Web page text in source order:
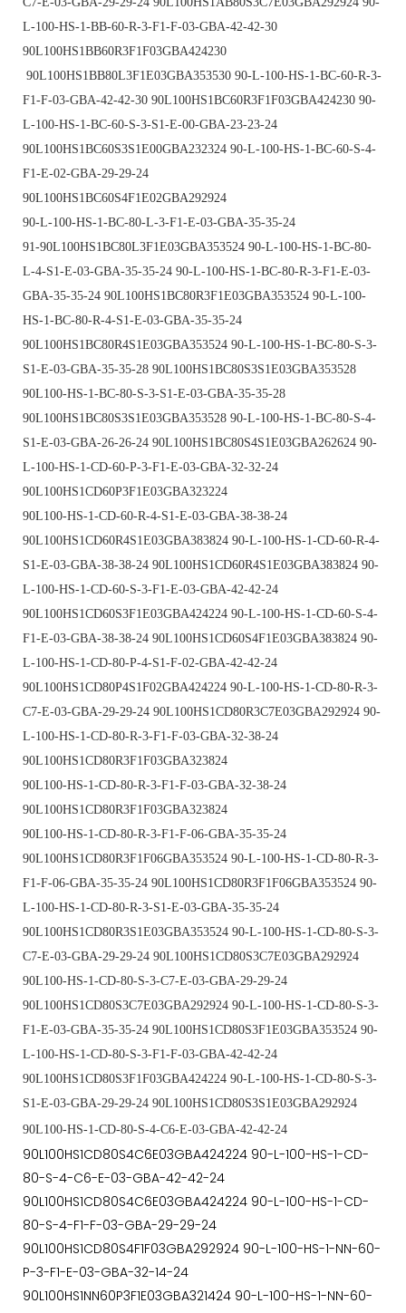
L-100-HS-1-BB-60-R-3-F1-F-03-GBA-42-42-30
90L100HS1BB60R3F1F03GBA424230
90L100HS1BB80L3F1E03GBA353530 90-L-100-HS-1-BC-60-R-3-
F1-F-03-GBA-42-42-30 90L100HS1BC60R3F1F03GBA424230 90-
L-100-HS-1-BC-60-S-3-S1-E-00-GBA-23-23-24
90L100HS1BC60S3S1E00GBA232324 90-L-100-HS-1-BC-60-S-4-
F1-E-02-GBA-29-29-24
90L100HS1BC60S4F1E02GBA292924
90-L-100-HS-1-BC-80-L-3-F1-E-03-GBA-35-35-24
91-90L100HS1BC80L3F1E03GBA353524 90-L-100-HS-1-BC-80-
L-4-S1-E-03-GBA-35-35-24 90-L-100-HS-1-BC-80-R-3-F1-E-03-
GBA-35-35-24 90L100HS1BC80R3F1E03GBA353524 90-L-100-
HS-1-BC-80-R-4-S1-E-03-GBA-35-35-24
90L100HS1BC80R4S1E03GBA353524 90-L-100-HS-1-BC-80-S-3-
S1-E-03-GBA-35-35-28 90L100HS1BC80S3S1E03GBA353528
90L100-HS-1-BC-80-S-3-S1-E-03-GBA-35-35-28
90L100HS1BC80S3S1E03GBA353528 90-L-100-HS-1-BC-80-S-4-
S1-E-03-GBA-26-26-24 90L100HS1BC80S4S1E03GBA262624 90-
L-100-HS-1-CD-60-P-3-F1-E-03-GBA-32-32-24
90L100HS1CD60P3F1E03GBA323224
90L100-HS-1-CD-60-R-4-S1-E-03-GBA-38-38-24
90L100HS1CD60R4S1E03GBA383824 90-L-100-HS-1-CD-60-R-4-
S1-E-03-GBA-38-38-24 90L100HS1CD60R4S1E03GBA383824 90-
L-100-HS-1-CD-60-S-3-F1-E-03-GBA-42-42-24
90L100HS1CD60S3F1E03GBA424224 90-L-100-HS-1-CD-60-S-4-
F1-E-03-GBA-38-38-24 90L100HS1CD60S4F1E03GBA383824 90-
L-100-HS-1-CD-80-P-4-S1-F-02-GBA-42-42-24
90L100HS1CD80P4S1F02GBA424224 90-L-100-HS-1-CD-80-R-3-
C7-E-03-GBA-29-29-24 90L100HS1CD80R3C7E03GBA292924 90-
L-100-HS-1-CD-80-R-3-F1-F-03-GBA-32-38-24
90L100HS1CD80R3F1F03GBA323824
90L100-HS-1-CD-80-R-3-F1-F-03-GBA-32-38-24
90L100HS1CD80R3F1F03GBA323824
90L100-HS-1-CD-80-R-3-F1-F-06-GBA-35-35-24
90L100HS1CD80R3F1F06GBA353524 90-L-100-HS-1-CD-80-R-3-
F1-F-06-GBA-35-35-24 90L100HS1CD80R3F1F06GBA353524 90-
L-100-HS-1-CD-80-R-3-S1-E-03-GBA-35-35-24
90L100HS1CD80R3S1E03GBA353524 90-L-100-HS-1-CD-80-S-3-
C7-E-03-GBA-29-29-24 90L100HS1CD80S3C7E03GBA292924
90L100-HS-1-CD-80-S-3-C7-E-03-GBA-29-29-24
90L100HS1CD80S3C7E03GBA292924 90-L-100-HS-1-CD-80-S-3-
F1-E-03-GBA-35-35-24 90L100HS1CD80S3F1E03GBA353524 90-
L-100-HS-1-CD-80-S-3-F1-F-03-GBA-42-42-24
90L100HS1CD80S3F1F03GBA424224 90-L-100-HS-1-CD-80-S-3-
S1-E-03-GBA-29-29-24 90L100HS1CD80S3S1E03GBA292924
90L100-HS-1-CD-80-S-4-C6-E-03-GBA-42-42-24
90L100HS1CD80S4C6E03GBA424224 90-L-100-HS-1-CD-
80-S-4-C6-E-03-GBA-42-42-24
90L100HS1CD80S4C6E03GBA424224 90-L-100-HS-1-CD-
80-S-4-F1-F-03-GBA-29-29-24
90L100HS1CD80S4F1F03GBA292924 90-L-100-HS-1-NN-60-
P-3-F1-E-03-GBA-32-14-24
90L100HS1NN60P3F1E03GBA321424 90-L-100-HS-1-NN-60-